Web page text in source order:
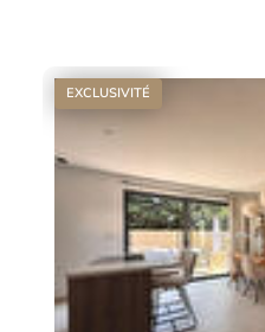
EXCLUSIVITÉ